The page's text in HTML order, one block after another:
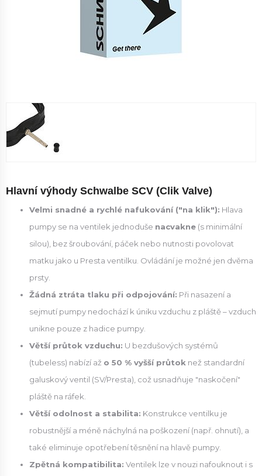
Hlavní výhody Schwalbe SCV (Clik Valve)
Velmi snadné a rychlé nafukování ("na klik"): Hlava
pumpy se na ventilek jednoduše nacvakne (s minimální
silou), bez šroubování, páček nebo nutnosti povolovat
matku jako u Presta ventilku. Ovládání je možné jen dvěma
prsty.
Žádná ztráta tlaku při odpojování: Při nasazení a
sejmutí pumpy nedochází k úniku vzduchu z pláště – vzduch
unikne pouze z hadice pumpy.
Větší průtok vzduchu: U bezdušových systémů
(tubeless) nabízí až o 50 % vyšší průtok než standardní
galuskový ventil (SV/Presta), což usnadňuje "naskočení"
pláště na ráfek.
Větší odolnost a stabilita: Konstrukce ventilku je
robustnější a méně náchylná na poškození (např. ohnutí), a
také eliminuje opotřebení těsnění na hlavě pumpy.
Zpětná kompatibilita: Ventilek lze v nouzi nafouknout i s